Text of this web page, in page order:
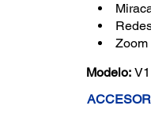
Zoom
Modelo: